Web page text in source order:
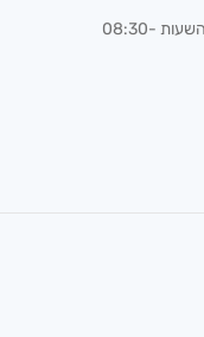
א’-ה’, בין השעות 08:30-